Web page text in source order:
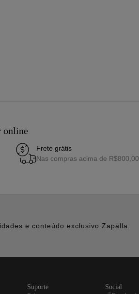
online
Frete grátis
Nas compras acima de R$800,00
e conteúdo exclusivo Zapälla.
suporte social